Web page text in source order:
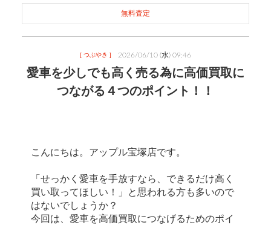
無料査定
[ つぶやき ] 2026/06/10 (水) 09:46
愛車を少しでも高く売る為に高価買取に
つながる４つのポイント！！
こんにちは。アップル宝塚店です。
「せっかく愛車を手放すなら、できるだけ高く
買い取ってほしい！」と思われる方も多いので
はないでしょうか？
今回は、愛車を高価買取につなげるためのポイ